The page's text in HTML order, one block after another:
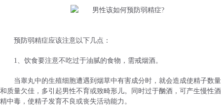
预防弱精症应该注意以下几点：
1、饮食要注意不吃过于油腻的食物，需戒烟酒。
当睾丸中的生殖细胞遭遇到烟草中有害成分时，就会造成使精子数量
和质量欠佳，多引起男性不育或致畸形儿。同时过于酗酒，可产生慢性酒
精中毒，使精子发育不良或丧失活动能力。